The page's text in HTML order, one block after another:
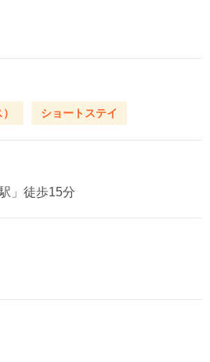
ショートステイ
」徒歩15分